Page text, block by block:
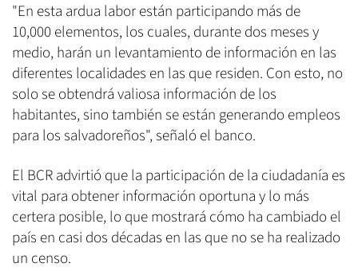
"En esta ardua labor están participando más de
10,000 elementos, los cuales, durante dos meses y
medio, harán un levantamiento de información en las
diferentes localidades en las que residen. Con esto, no
solo se obtendrá valiosa información de los
habitantes, sino también se están generando empleos
para los salvadoreños", señaló el banco.
El BCR advirtió que la participación de la ciudadanía es
vital para obtener información oportuna y lo más
certera posible, lo que mostrará cómo ha cambiado el
país en casi dos décadas en las que no se ha realizado
un censo.